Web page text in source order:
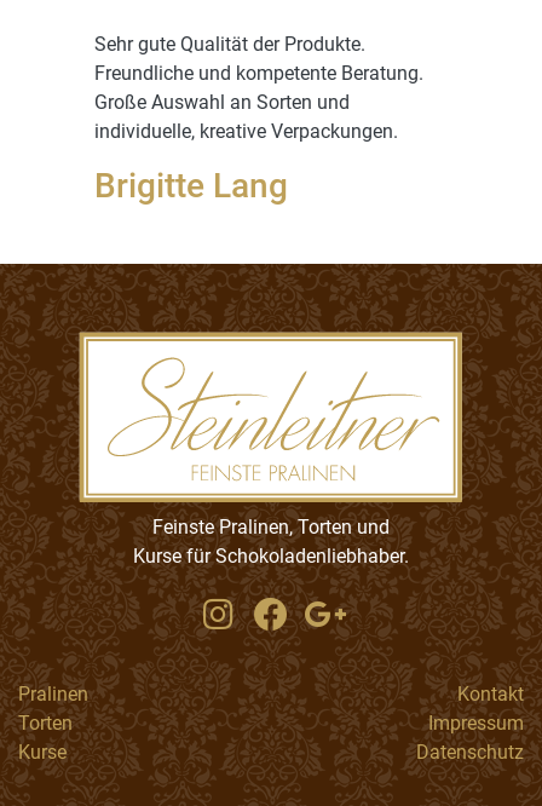
Sehr gute Qualität der Produkte.
Freundliche und kompetente Beratung.
Große Auswahl an Sorten und
individuelle, kreative Verpackungen.
Brigitte Lang
Pralinen
Torten
Kurse
Feinste Pralinen, Torten und
Kurse für Schokoladenliebhaber.
Kontakt
Impressum
Datenschutz